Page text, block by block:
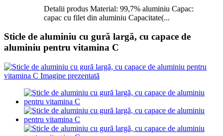
Detalii produs Material: 99,7% aluminiu Capac:
capac cu filet din aluminiu Capacitate(...
Sticle de aluminiu cu gură largă, cu capace de
aluminiu pentru vitamina C